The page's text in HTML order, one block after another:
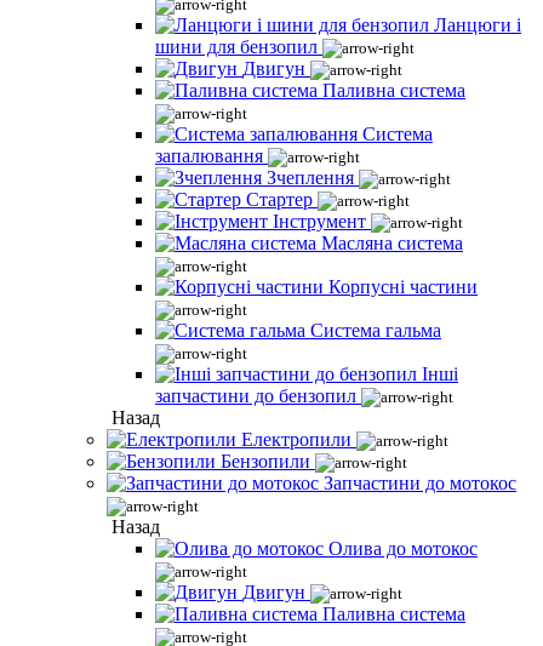
Ланцюги і
шини для бензопил
Двигун
Паливна система
Система
запалювання
Зчеплення
Стартер
Інструмент
Масляна система
Корпусні частини
Система гальма
Інші
запчастини до бензопил
Назад
Електропили
Бензопили
Запчастини до мотокос
Назад
Олива до мотокос
Двигун
Паливна система